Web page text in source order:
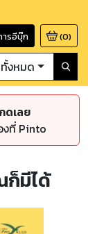
ารอีบุ๊ก (0)
ทั้งหมด
ดเลย
งที่ Pinto
มีได้